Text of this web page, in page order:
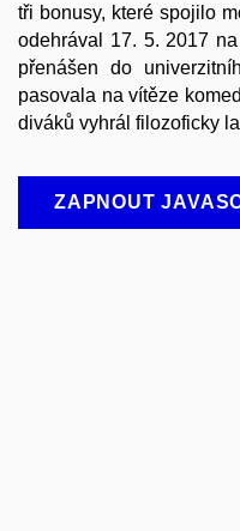
tři bonusy, které spojilo
odehrával 17. 5. 2017
přenášen do
pasovala na vítěze
diváků vyhrál filozoficky
ZAPNOUT